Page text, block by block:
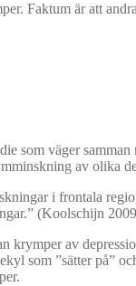
Faktum är att
som väger
av olika
i frontala
(Koolschijn
krymper av
som ”sätter på”